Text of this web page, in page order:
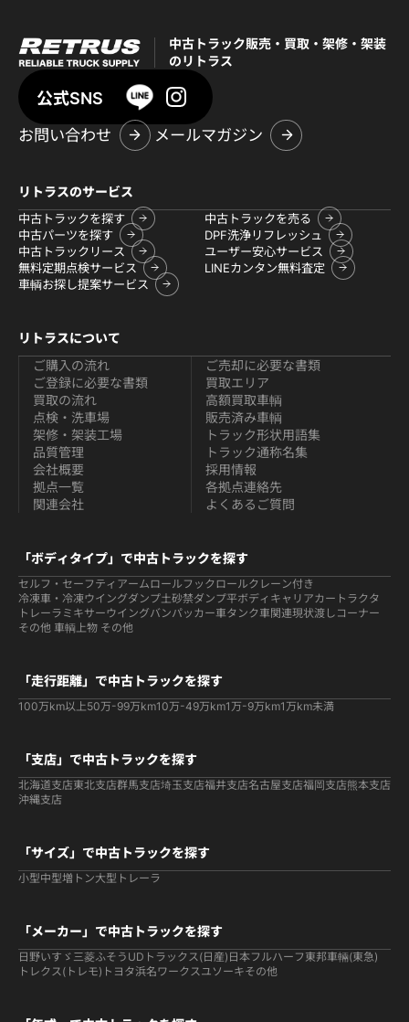
中古トラック販売・買取・架修・架装
のリトラス
公式SNS
お問い合わせ
メールマガジン
リトラスのサービス
中古トラックを探す
中古トラックを売る
中古パーツを探す
DPF洗浄リフレッシュ
中古トラックリース
ユーザー安心サービス
無料定期点検サービス
LINEカンタン無料査定
車輌お探し提案サービス
リトラスについて
ご購入の流れ
ご登録に必要な書類
買取の流れ
ご売却に必要な書類
買取エリア
高額買取車輌
点検・洗車場
架修・架装工場
品質管理
販売済み車輌
トラック形状用語集
トラック通称名集
会社概要
拠点一覧
関連会社
採用情報
各拠点連絡先
よくあるご質問
「ボディタイプ」で中古トラックを探す
セルフ・セーフティ アームロールフックロールクレーン付き
冷凍車・冷凍ウイングダンプ土砂禁ダンプ平ボディ キャリアカー トラクタ
トレーラ ミキサーウイングバンパッカー車タンク車関連現状渡しコーナー
その他 車輌上物 その他
「走行距離」で中古トラックを探す
100万km以上50万-99万km10万-49万km1万-9万km1万km未満
「支店」で中古トラックを探す
北海道支店東北支店群馬支店埼玉支店福井支店名古屋支店福岡支店熊本支店
沖縄支店
「サイズ」で中古トラックを探す
小型中型増トン大型 トレーラ
「メーカー」で中古トラックを探す
日野いすゞ 三菱ふそう UDトラックス(日産) 日本フルハーフ 東邦車輛(東急)
トレクス(トレモ) トヨタ浜名ワークスユソーキその他